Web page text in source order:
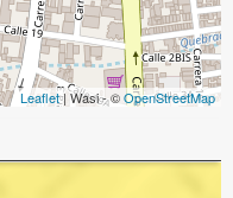
Leaflet| Wasi - ©OpenStreetMap